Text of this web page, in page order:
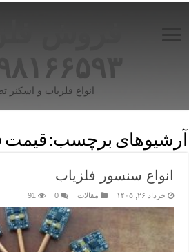
انواع فلزیاب و اسکنر
آرشیوهای برچسب: قیمت
انواع سنسور فلزیاب
خرداد ۲۶, ۱۴۰۵ مقالات 0
91